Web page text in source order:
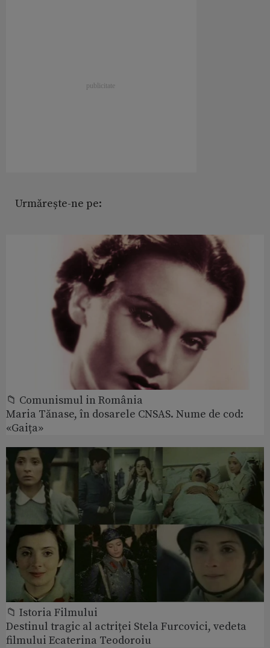
Urmărește-ne pe:
📁 Comunismul in România
Maria Tănase, în dosarele CNSAS. Nume de cod:
«Gaița»
📁 Istoria Filmului
Destinul tragic al actriței Stela Furcovici, vedeta
filmului Ecaterina Teodoroiu